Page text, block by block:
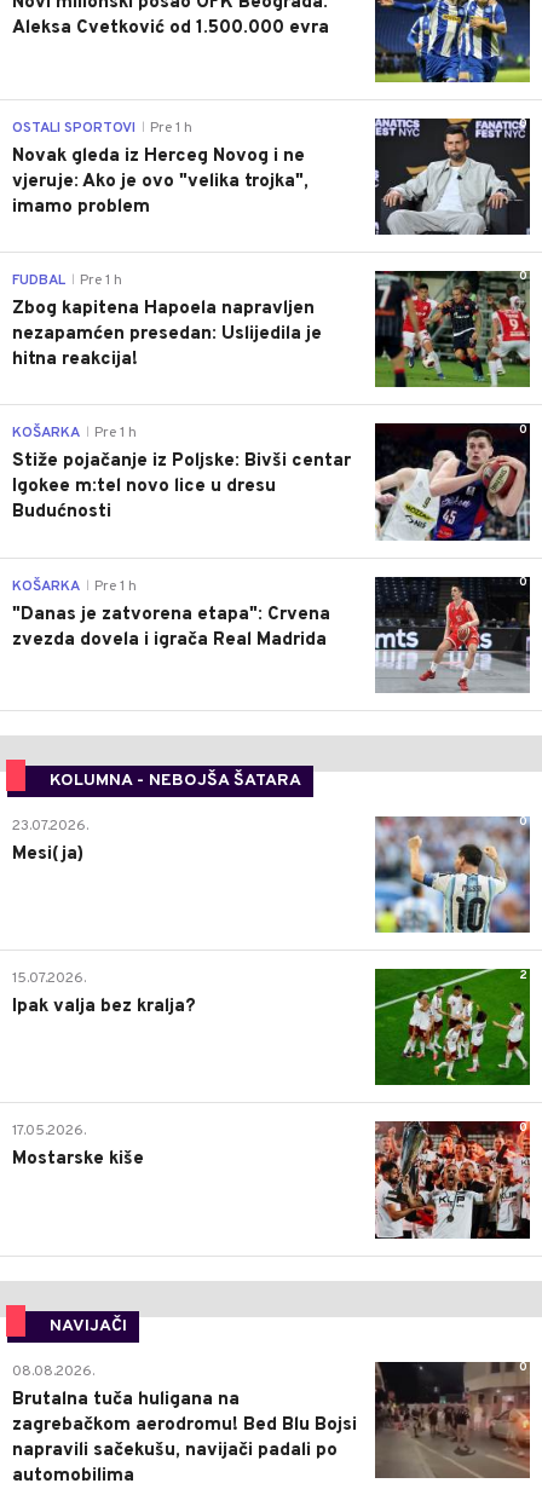
Aleksa Cvetković od 1.500.000 evra
0
OSTALI SPORTOVI Pre 1 h
Novak gleda iz Herceg Novog i ne
vjeruje: Ako je ovo "velika trojka",
imamo problem
0
FUDBAL Pre 1 h
Zbog kapitena Hapoela napravljen
nezapamćen presedan: Uslijedila je
hitna reakcija!
0
KOŠARKA Pre 1 h
Stiže pojačanje iz Poljske: Bivši centar
Igokee m:tel novo lice u dresu
Budućnosti
0
KOŠARKA Pre 1 h
"Danas je zatvorena etapa": Crvena
zvezda dovela i igrača Real Madrida
KOLUMNA - NEBOJŠA ŠATARA
0
23.07.2026.
Mesi(ja)
2
15.07.2026.
Ipak valja bez kralja?
0
17.05.2026.
Mostarske kiše
NAVIJAČI
0
08.08.2026.
Brutalna tuča huligana na
zagrebačkom aerodromu! Bed Blu Bojsi
napravili sačekušu, navijači padali po
automobilima